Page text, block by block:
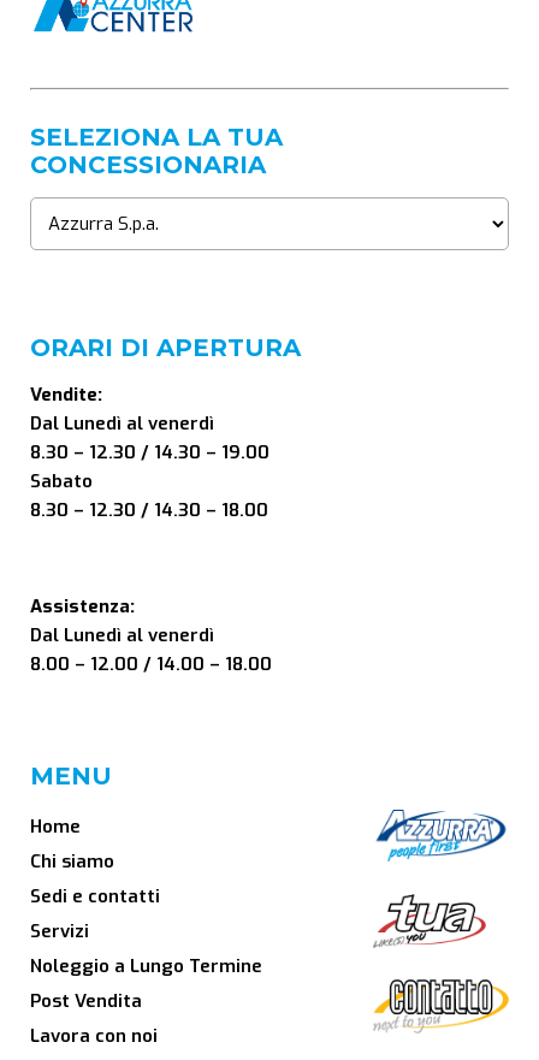
SELEZIONA LA TUA
CONCESSIONARIA
ORARI DI APERTURA
Vendite:
Dal Lunedì al venerdì
8.30 – 12.30 / 14.30 – 19.00
Sabato
8.30 – 12.30 / 14.30 – 18.00
Assistenza:
Dal Lunedì al venerdì
8.00 – 12.00 / 14.00 – 18.00
MENU
Home
Chi siamo
Sedi e contatti
Servizi
Noleggio a Lungo Termine
Post Vendita
Lavora con noi